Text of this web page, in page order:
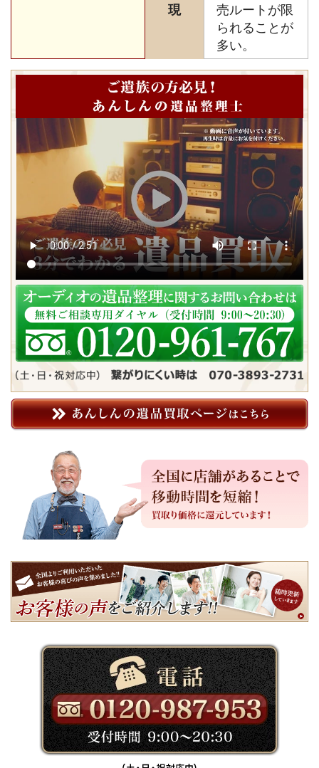
現
売ルートが限
られることが
多い。